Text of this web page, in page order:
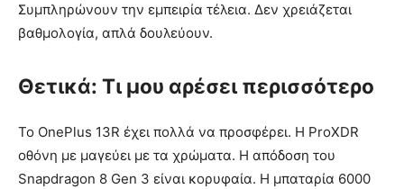
Συμπληρώνουν την εμπειρία τέλεια. Δεν χρειάζεται
βαθμολογία, απλά δουλεύουν.
Θετικά: Τι μου αρέσει περισσότερο
Το OnePlus 13R έχει πολλά να προσφέρει. Η ProXDR
οθόνη με μαγεύει με τα χρώματα. Η απόδοση του
Snapdragon 8 Gen 3 είναι κορυφαία. Η μπαταρία 6000